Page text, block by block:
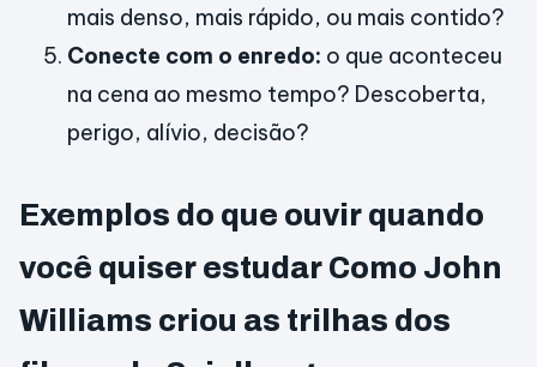
mais denso, mais rápido, ou mais contido?
Conecte com o enredo: o que aconteceu
na cena ao mesmo tempo? Descoberta,
perigo, alívio, decisão?
Exemplos do que ouvir quando
você quiser estudar Como John
Williams criou as trilhas dos